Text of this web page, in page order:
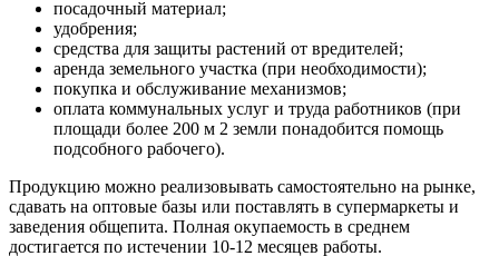
посадочный материал;
удобрения;
средства для защиты растений от вредителей;
аренда земельного участка (при необходимости);
покупка и обслуживание механизмов;
оплата коммунальных услуг и труда работников (при
площади более 200 м 2 земли понадобится помощь
подсобного рабочего).
Продукцию можно реализовывать самостоятельно на рынке,
сдавать на оптовые базы или поставлять в супермаркеты и
заведения общепита. Полная окупаемость в среднем
достигается по истечении 10-12 месяцев работы.